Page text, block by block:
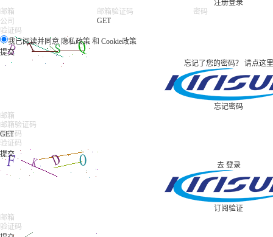
注册登录
GET
我已阅读并同意 隐私政策 和 Cookie政策
忘记了您的密码？ 请点这里
忘记密码
GET
去 登录
订阅验证